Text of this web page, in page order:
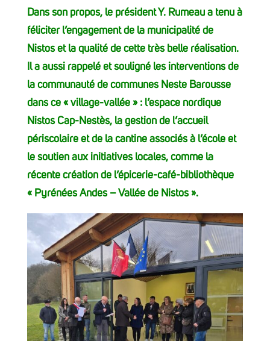
Dans son propos, le président Y. Rumeau a tenu à
féliciter l’engagement de la municipalité de
Nistos et la qualité de cette très belle réalisation.
Il a aussi rappelé et souligné les interventions de
la communauté de communes Neste Barousse
dans ce « village-vallée » : l’espace nordique
Nistos Cap-Nestès, la gestion de l’accueil
périscolaire et de la cantine associés à l’école et
le soutien aux initiatives locales, comme la
récente création de l’épicerie-café-bibliothèque
« Pyrénées Andes – Vallée de Nistos ».